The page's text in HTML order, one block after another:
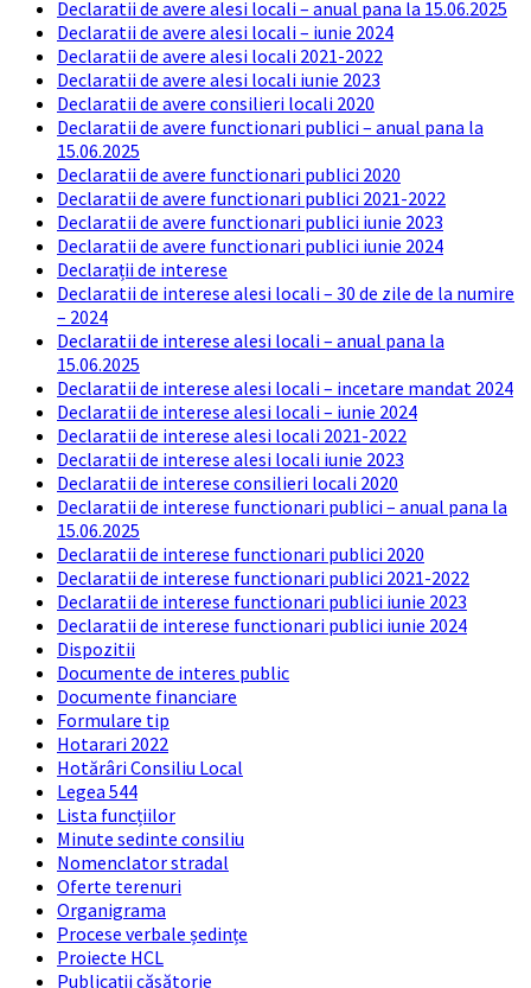
Declaratii de avere alesi locali – anual pana la 15.06.2025
Declaratii de avere alesi locali – iunie 2024
Declaratii de avere alesi locali 2021-2022
Declaratii de avere alesi locali iunie 2023
Declaratii de avere consilieri locali 2020
Declaratii de avere functionari publici – anual pana la
15.06.2025
Declaratii de avere functionari publici 2020
Declaratii de avere functionari publici 2021-2022
Declaratii de avere functionari publici iunie 2023
Declaratii de avere functionari publici iunie 2024
Declarații de interese
Declaratii de interese alesi locali – 30 de zile de la numire
– 2024
Declaratii de interese alesi locali – anual pana la
15.06.2025
Declaratii de interese alesi locali – incetare mandat 2024
Declaratii de interese alesi locali – iunie 2024
Declaratii de interese alesi locali 2021-2022
Declaratii de interese alesi locali iunie 2023
Declaratii de interese consilieri locali 2020
Declaratii de interese functionari publici – anual pana la
15.06.2025
Declaratii de interese functionari publici 2020
Declaratii de interese functionari publici 2021-2022
Declaratii de interese functionari publici iunie 2023
Declaratii de interese functionari publici iunie 2024
Dispozitii
Documente de interes public
Documente financiare
Formulare tip
Hotarari 2022
Hotărâri Consiliu Local
Legea 544
Lista funcțiilor
Minute sedinte consiliu
Nomenclator stradal
Oferte terenuri
Organigrama
Procese verbale ședințe
Proiecte HCL
Publicații căsătorie